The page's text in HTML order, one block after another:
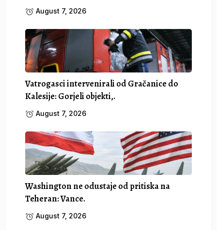
August 7, 2026
Vatrogasci intervenirali od Gračanice do
Kalesije: Gorjeli objekti,.
August 7, 2026
Washington ne odustaje od pritiska na
Teheran: Vance.
August 7, 2026